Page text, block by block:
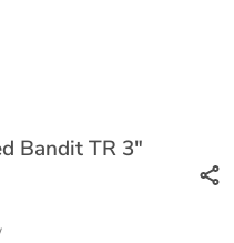
Bandit TR 3"